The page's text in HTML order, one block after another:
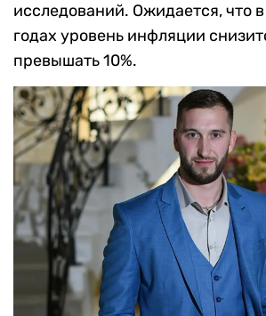
исследований. Ожидается, что
годах уровень инфляции
превышать 10%.